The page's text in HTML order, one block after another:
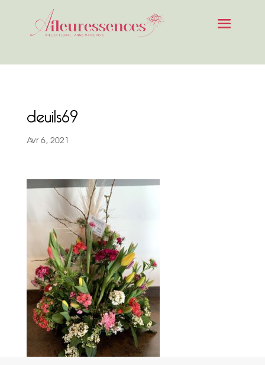
deuils69
Avr 6, 2021